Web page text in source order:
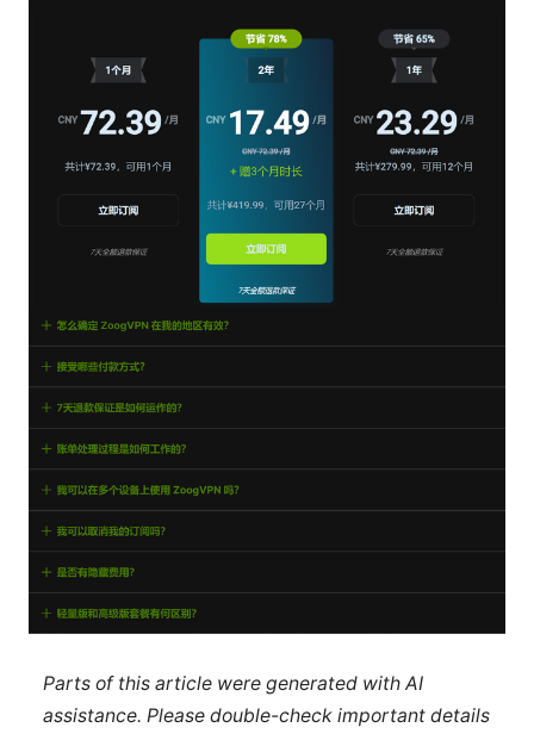
Parts of this article were generated with AI
assistance. Please double-check important details